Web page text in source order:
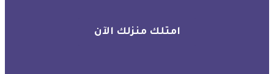
امتلك منزلك الآن